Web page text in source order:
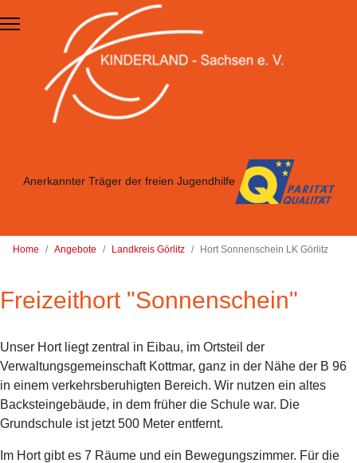
Anerkannter Träger der freien Jugendhilfe
Home Angebote Landkreis Görlitz Hort Sonnenschein LK Görlitz
Freizeithort "Sonnenschein"
Unser Hort liegt zentral in Eibau, im Ortsteil der
Verwaltungsgemeinschaft Kottmar, ganz in der Nähe der B 96
in einem verkehrsberuhigten Bereich. Wir nutzen ein altes
Backsteingebäude, in dem früher die Schule war. Die
Grundschule ist jetzt 500 Meter entfernt.
Im Hort gibt es 7 Räume und ein Bewegungszimmer. Für die